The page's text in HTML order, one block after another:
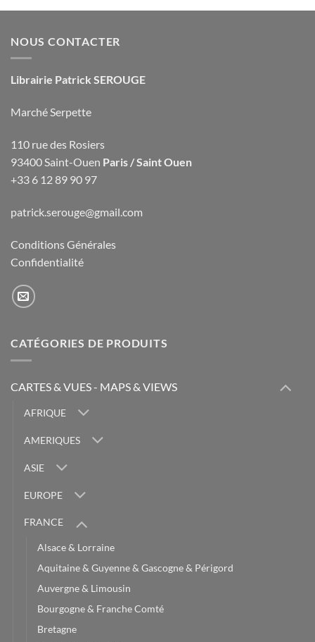
NOUS CONTACTER
Librairie Patrick SEROUGE
Marché Serpette
110 rue des Rosiers
93400 Saint-Ouen Paris / Saint Ouen
+33 6 12 89 90 97
patrick.serouge@gmail.com
Conditions Générales
Confidentialité
CATÉGORIES DE PRODUITS
CARTES & VUES - MAPS & VIEWS
AFRIQUE
AMERIQUES
ASIE
EUROPE
FRANCE
Alsace & Lorraine
Aquitaine & Guyenne & Gascogne & Périgord
Auvergne & Limousin
Bourgogne & Franche Comté
Bretagne